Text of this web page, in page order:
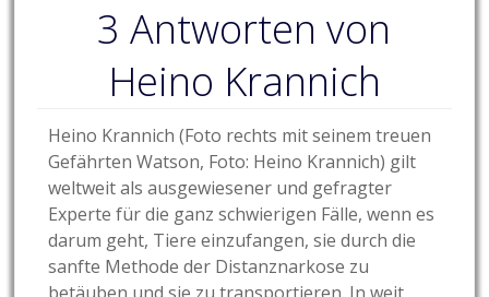
3 Antworten von
Heino Krannich
Heino Krannich (Foto rechts mit seinem treuen
Gefährten Watson, Foto: Heino Krannich) gilt
weltweit als ausgewiesener und gefragter
Experte für die ganz schwierigen Fälle, wenn es
darum geht, Tiere einzufangen, sie durch die
sanfte Methode der Distanznarkose zu
betäuben und sie zu transportieren. In weit